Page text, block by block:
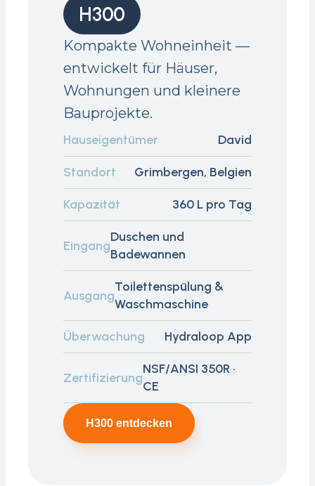
H300
Kompakte Wohneinheit —
entwickelt für Häuser,
Wohnungen und kleinere
Bauprojekte.
Hauseigentümer David
Standort Grimbergen, Belgien
Kapazität 360 L pro Tag
Eingang
Duschen und
Badewannen
Ausgang
Toilettenspülung &
Waschmaschine
Überwachung Hydraloop App
Zertifizierung
NSF/ANSI 350R ·
CE
H300 entdecken